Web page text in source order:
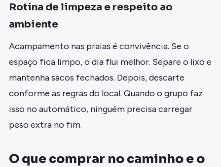
Rotina de limpeza e respeito ao
ambiente
Acampamento nas praias é convivência. Se o
espaço fica limpo, o dia flui melhor. Separe o lixo e
mantenha sacos fechados. Depois, descarte
conforme as regras do local. Quando o grupo faz
isso no automático, ninguém precisa carregar
peso extra no fim.
O que comprar no caminho e o